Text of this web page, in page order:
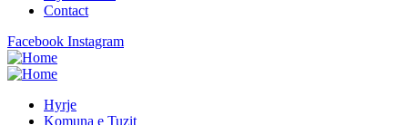
Contact
Facebook Instagram
Hyrje
Komuna e Tuzit